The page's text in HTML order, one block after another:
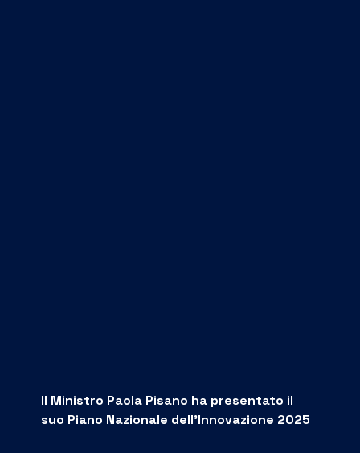
Il Ministro Paola Pisano ha presentato il
suo Piano Nazionale dell’Innovazione 2025